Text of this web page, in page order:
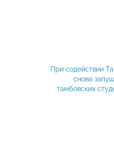
При содействии
снова
тамбовских